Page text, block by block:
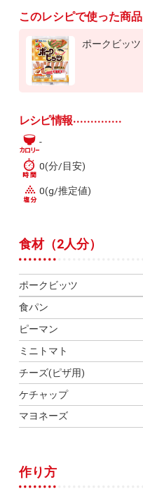
このレシピで使った商品
ポークビッツ
レシピ情報
-
0(分/目安)
0(g/推定値)
食材（2人分）
ポークビッツ
食パン
ピーマン
ミニトマト
チーズ(ピザ用)
ケチャップ
マヨネーズ
作り方